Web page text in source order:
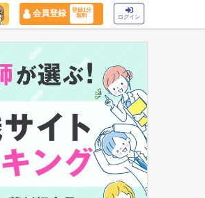
会員登録
登録1分
無料
ログイン